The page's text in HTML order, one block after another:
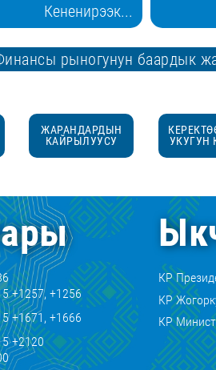
Кененирээк...
рыногунун баардык
ЖАРАНДАРДЫН
КАЙРЫЛУУСУ
УКУГУН
+1257, +1256
+1671, +1666
+2120
КР
КР
КР